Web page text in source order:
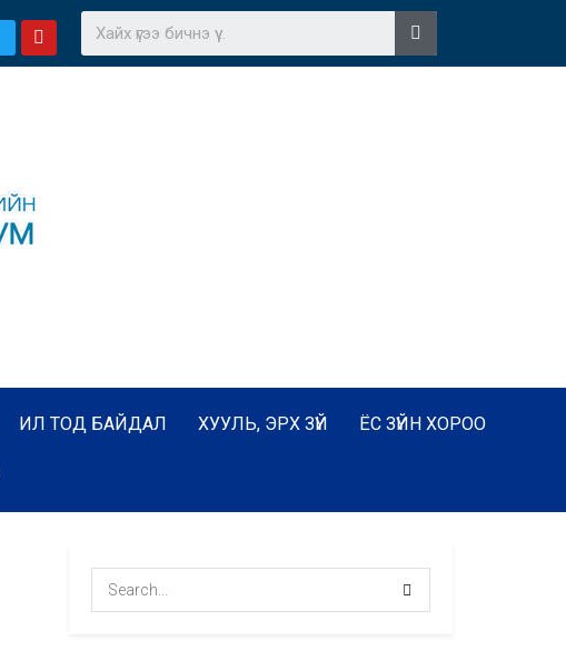
ИЛ ТОД БАЙДАЛ ХУУЛЬ, ЭРХ ЗҮЙ ЁС ЗҮЙН ХОРОО